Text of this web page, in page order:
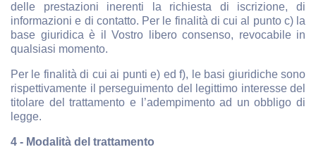
delle prestazioni inerenti la richiesta di iscrizione, di
informazioni e di contatto. Per le finalità di cui al punto c) la
base giuridica è il Vostro libero consenso, revocabile in
qualsiasi momento.
Per le finalità di cui ai punti e) ed f), le basi giuridiche sono
rispettivamente il perseguimento del legittimo interesse del
titolare del trattamento e l’adempimento ad un obbligo di
legge.
4 - Modalità del trattamento